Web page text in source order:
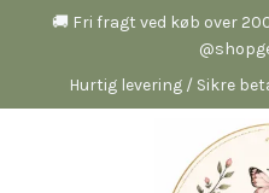
🚚 Fri fragt ved køb over
Hurtig levering / Sikre